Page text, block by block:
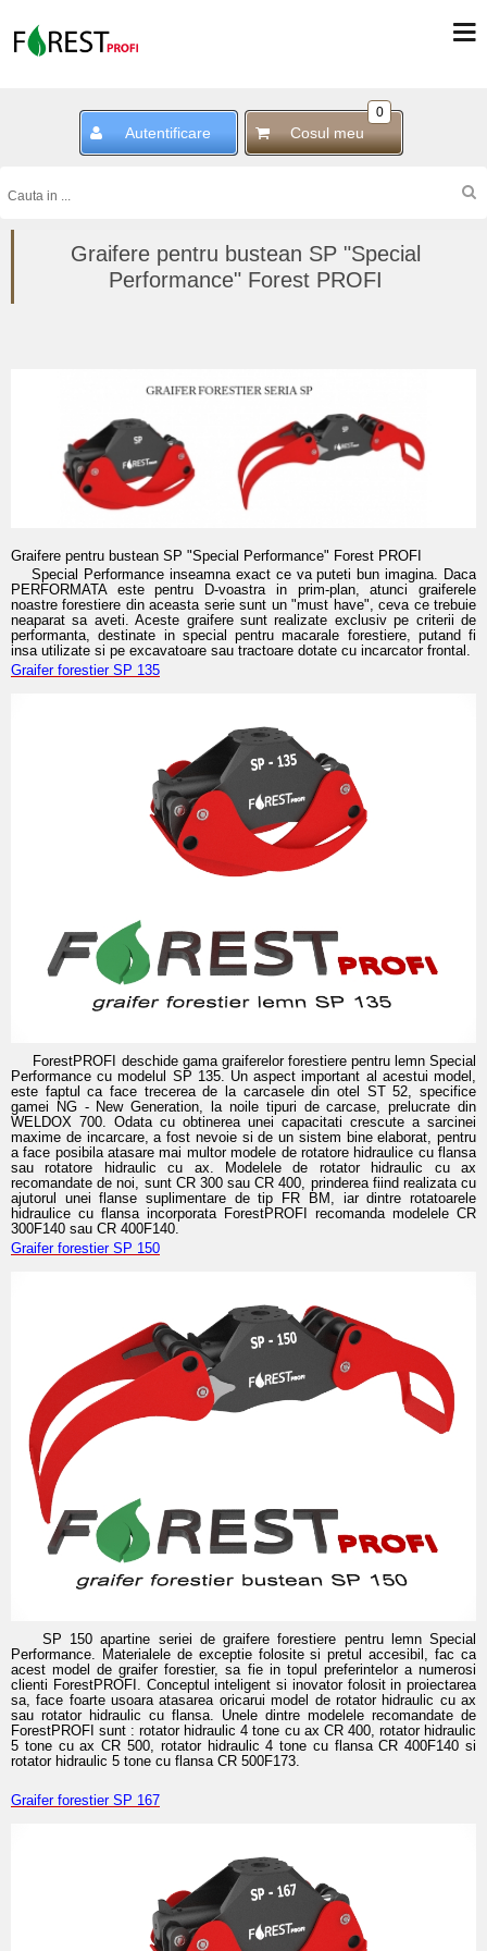
Autentificare
0
Cosul meu
Graifere pentru bustean SP "Special
Performance" Forest PROFI
Graifere pentru bustean SP "Special Performance" Forest PROFI
Special Performance inseamna exact ce va puteti bun imagina. Daca
PERFORMATA este pentru D-voastra in prim-plan, atunci graiferele
noastre forestiere din aceasta serie sunt un "must have", ceva ce trebuie
neaparat sa aveti. Aceste graifere sunt realizate exclusiv pe criterii de
performanta, destinate in special pentru macarale forestiere, putand fi
insa utilizate si pe excavatoare sau tractoare dotate cu incarcator frontal.
Graifer forestier SP 135
ForestPROFI deschide gama graiferelor forestiere pentru lemn Special
Performance cu modelul SP 135. Un aspect important al acestui model,
este faptul ca face trecerea de la carcasele din otel ST 52, specifice
gamei NG - New Generation, la noile tipuri de carcase, prelucrate din
WELDOX 700. Odata cu obtinerea unei capacitati crescute a sarcinei
maxime de incarcare, a fost nevoie si de un sistem bine elaborat, pentru
a face posibila atasare mai multor modele de rotatore hidraulice cu flansa
sau rotatore hidraulic cu ax. Modelele de rotator hidraulic cu ax
recomandate de noi, sunt CR 300 sau CR 400, prinderea fiind realizata cu
ajutorul unei flanse suplimentare de tip FR BM, iar dintre rotatoarele
hidraulice cu flansa incorporata ForestPROFI recomanda modelele CR
300F140 sau CR 400F140.
Graifer forestier SP 150
SP 150 apartine seriei de graifere forestiere pentru lemn Special
Performance. Materialele de exceptie folosite si pretul accesibil, fac ca
acest model de graifer forestier, sa fie in topul preferintelor a numerosi
clienti ForestPROFI. Conceptul inteligent si inovator folosit in proiectarea
sa, face foarte usoara atasarea oricarui model de rotator hidraulic cu ax
sau rotator hidraulic cu flansa. Unele dintre modelele recomandate de
ForestPROFI sunt : rotator hidraulic 4 tone cu ax CR 400, rotator hidraulic
5 tone cu ax CR 500, rotator hidraulic 4 tone cu flansa CR 400F140 si
rotator hidraulic 5 tone cu flansa CR 500F173.
Graifer forestier SP 167